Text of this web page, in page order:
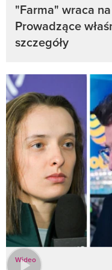
"Farma" wraca
Prowadzące
szczegóły
Wideo